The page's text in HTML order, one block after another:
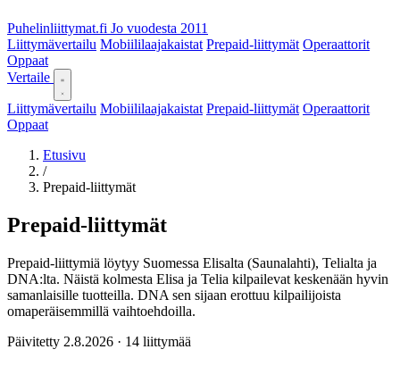
Puhelinliittymat.fi Jo vuodesta 2011
Liittymävertailu Mobiililaajakaistat Prepaid-liittymät Operaattorit
Oppaat
Vertaile
Liittymävertailu Mobiililaajakaistat Prepaid-liittymät Operaattorit
Oppaat
Etusivu
/
Prepaid-liittymät
Prepaid-liittymät
Prepaid-liittymiä löytyy Suomessa Elisalta (Saunalahti), Telialta ja
DNA:lta. Näistä kolmesta Elisa ja Telia kilpailevat keskenään hyvin
samanlaisille tuotteilla. DNA sen sijaan erottuu kilpailijoista
omaperäisemmillä vaihtoehdoilla.
Päivitetty 2.8.2026 · 14 liittymää